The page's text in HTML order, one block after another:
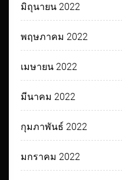
มิถุนายน 2022
พฤษภาคม 2022
เมษายน 2022
มีนาคม 2022
กุมภาพันธ์ 2022
มกราคม 2022